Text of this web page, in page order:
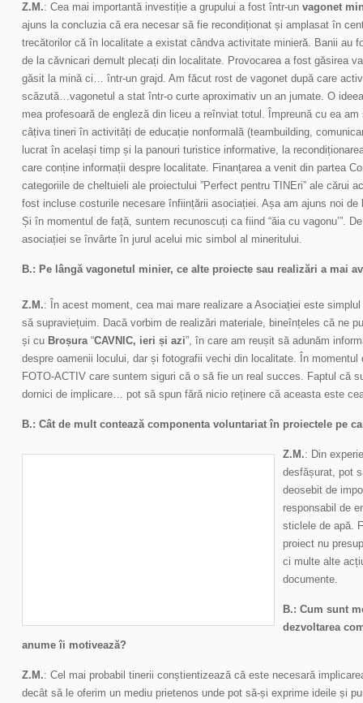
Z.M.: Cea mai importantă investiție a grupului a fost într-un vagonet
ajuns la concluzia că era necesar să fie recondiționat și amplasat în
trecătorilor că în localitate a existat cândva activitate minieră. Banii au
de la căvnicari demult plecați din localitate. Provocarea a fost găsirea
găsit la mină ci… într-un grajd. Am făcut rost de vagonet după care
scăzută…vagonetul a stat într-o curte aproximativ un an jumate. O
mea profesoară de engleză din liceu a reînviat totul. Împreună cu ea
câțiva tineri în activități de educație nonformală (teambuilding,
lucrat în același timp și la panouri turistice informative, la
care conține informații despre localitate. Finanțarea a venit din partea
categoriile de cheltuieli ale proiectului ”Perfect pentru TINEri” ale cărui
fost incluse costurile necesare înființării asociației. Așa am ajuns noi
Și în momentul de față, suntem recunoscuți ca fiind “ăia cu vagonu’”.
asociației se învârte în jurul acelui mic simbol al mineritului.
B.: Pe lângă vagonetul minier, ce alte proiecte sau realizări a mai
Z.M.: În acest moment, cea mai mare realizare a Asociației este
să supraviețuim. Dacă vorbim de realizări materiale, bineînțeles că ne
și cu Broșura“CAVNIC, ieri și azi”, în care am reușit să adunăm
despre oamenii locului, dar și fotografii vechi din localitate. În momentul
FOTO-ACTIV care suntem siguri că o să fie un real succes. Faptul că
dornici de implicare… pot să spun fără nicio reținere că aceasta este
B.: Cât de mult contează componenta voluntariat în proiectele pe
Z.M.: Din
desfășurat, pot
deosebit de
responsabil de
sticlele de apă.
proiect nu
ci multe alte
documente.
B.: Cum sunt
dezvoltarea
anume îi motivează?
Z.M.: Cel mai probabil tinerii conștientizează că este necesară
decât să le oferim un mediu prietenos unde pot să-și exprime ideile și